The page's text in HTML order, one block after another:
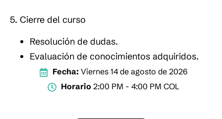
5. Cierre del curso
Resolución de dudas.
Evaluación de conocimientos adquiridos.
Fecha: Viernes 14 de agosto de 2026
Horario 2:00 PM - 4:00 PM COL